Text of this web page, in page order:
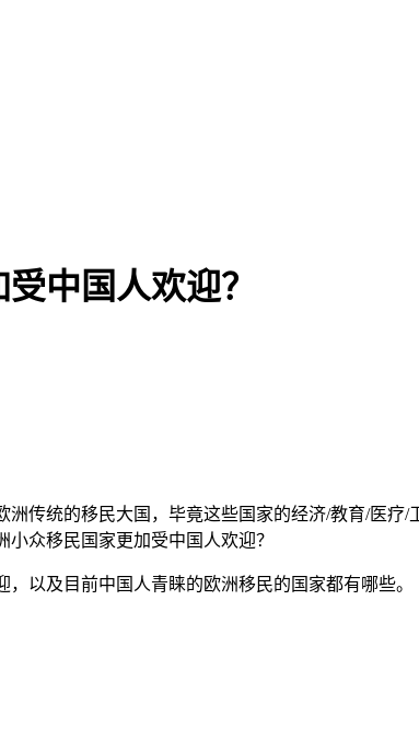
中国人欢迎？
传统的移民大国，毕竟这些国家的经济/教育/医
众移民国家更加受中国人欢迎？
以及目前中国人青睐的欧洲移民的国家都有哪些。